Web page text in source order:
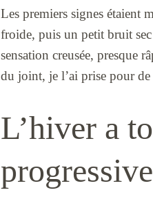
Les premiers signes étaient
froide, puis un petit bruit
sensation creusée, presque
du joint, je l’ai prise pour de
L’hiver a